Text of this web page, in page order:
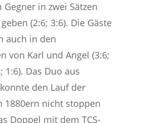
Gegner in zwei Sätzen
(2:6; 3:6). Die Gäste
auch in den
von Karl und Angel (3:6;
1:6). Das Duo aus
den Lauf der
1880ern nicht stoppen
Doppel mit dem TCS-